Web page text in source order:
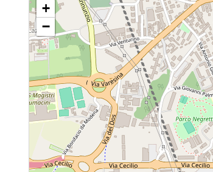
+
−